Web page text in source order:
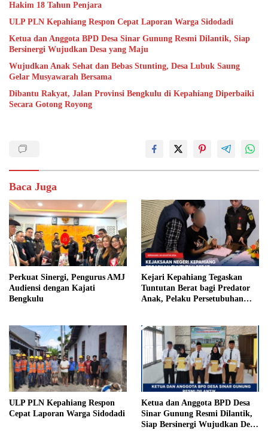
Hakim 18 Tahun Penjara
ULP PLN Kepahiang Respon Cepat Laporan Warga Sidodadi
Ketua dan Anggota BPD Desa Sinar Gunung Resmi Dilantik, Siap
Bersinergi Wujudkan Desa yang Maju
Wujudkan Anak Sehat dan Bebas Stunting, Desa Lubuk Saung
Gelar Musyawarah Bersama
Dibantu Rakyat, Jalan Provinsi Bengkulu di Kepahiang Diperbaiki
Secara Gotong Royong
Baca Juga
Perkuat Sinergi, Pengurus AMJ
Audiensi dengan Kajati
Bengkulu
Kejari Kepahiang Tegaskan
Tuntutan Berat bagi Predator
Anak, Pelaku Persetubuhan
Penjara
ULP PLN Kepahiang Respon
Cepat Laporan Warga Sidodadi
Ketua dan Anggota BPD Desa
Sinar Gunung Resmi Dilantik,
Siap Bersinergi Wujudkan Desa